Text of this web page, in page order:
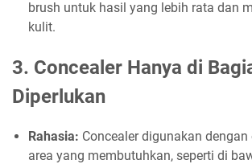
brush untuk hasil yang lebih rata dan
kulit.
3. Concealer Hanya di
Diperlukan
Rahasia: Concealer digunakan
area yang membutuhkan, seperti di